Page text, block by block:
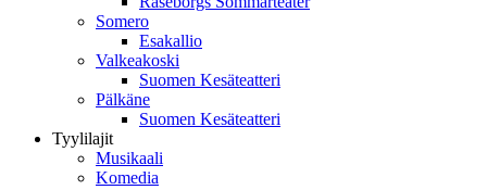
Somero
Esakallio
Valkeakoski
Suomen Kesäteatteri
Pälkäne
Suomen Kesäteatteri
Tyylilajit
Musikaali
Komedia